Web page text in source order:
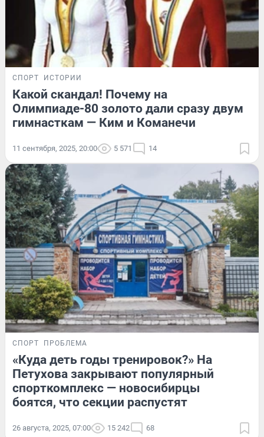
СПОРТ ИСТОРИИ
Какой скандал! Почему на
Олимпиаде-80 золото дали сразу двум
гимнасткам — Ким и Команечи
11 сентября, 2025, 20:00 5 571 14
СПОРТ ПРОБЛЕМА
«Куда деть годы тренировок?» На
Петухова закрывают популярный
спорткомплекс — новосибирцы
боятся, что секции распустят
26 августа, 2025, 07:00 15 242 68